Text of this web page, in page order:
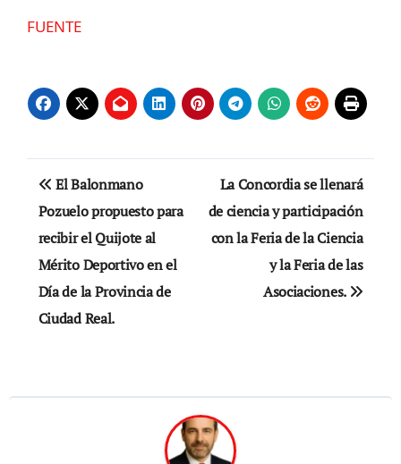
FUENTE
Navegación
de
entradas
El Balonmano
Pozuelo propuesto para
recibir el Quijote al
Mérito Deportivo en el
Día de la Provincia de
Ciudad Real.
La Concordia se llenará
de ciencia y participación
con la Feria de la Ciencia
y la Feria de las
Asociaciones.